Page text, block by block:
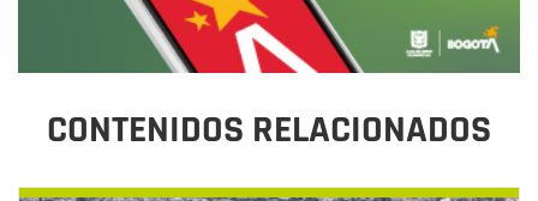
CONTENIDOS RELACIONADOS